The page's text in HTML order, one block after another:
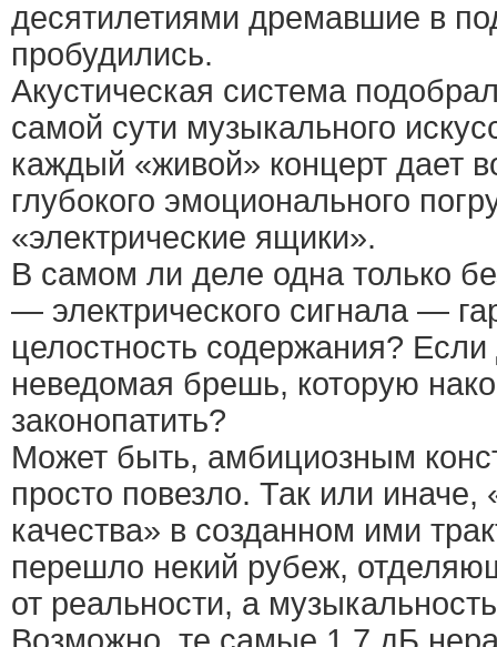
десятилетиями дремавшие в
пробудились.
Акустическая система
самой сути музыкального
каждый «живой» концерт дает
глубокого эмоционального
«электрические ящики».
В самом ли деле одна только
— электрического сигнала —
целостность содержания?
неведомая брешь, которую
законопатить?
Может быть, амбициозным
просто повезло. Так или иначе,
качества» в созданном ими
перешло некий рубеж,
от реальности, а